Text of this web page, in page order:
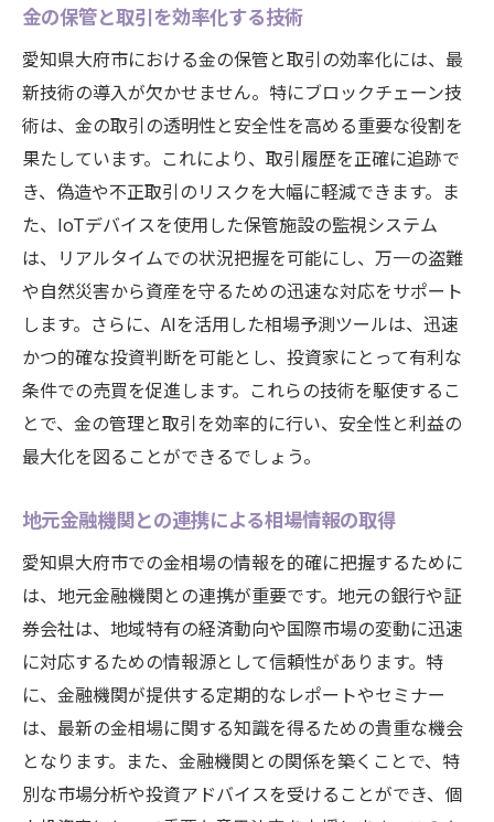
金の保管と取引を効率化する技術
愛知県大府市における金の保管と取引の効率化には、最
新技術の導入が欠かせません。特にブロックチェーン技
術は、金の取引の透明性と安全性を高める重要な役割を
果たしています。これにより、取引履歴を正確に追跡で
き、偽造や不正取引のリスクを大幅に軽減できます。ま
た、IoTデバイスを使用した保管施設の監視システム
は、リアルタイムでの状況把握を可能にし、万一の盗難
や自然災害から資産を守るための迅速な対応をサポート
します。さらに、AIを活用した相場予測ツールは、迅速
かつ的確な投資判断を可能とし、投資家にとって有利な
条件での売買を促進します。これらの技術を駆使するこ
とで、金の管理と取引を効率的に行い、安全性と利益の
最大化を図ることができるでしょう。
地元金融機関との連携による相場情報の取得
愛知県大府市での金相場の情報を的確に把握するために
は、地元金融機関との連携が重要です。地元の銀行や証
券会社は、地域特有の経済動向や国際市場の変動に迅速
に対応するための情報源として信頼性があります。特
に、金融機関が提供する定期的なレポートやセミナー
は、最新の金相場に関する知識を得るための貴重な機会
となります。また、金融機関との関係を築くことで、特
別な市場分析や投資アドバイスを受けることができ、個